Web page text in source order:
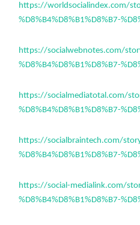
https://worldsocialindex.com/
%D8%B4%D8%B1%D8%B7-
https://socialwebnotes.com/
%D8%B4%D8%B1%D8%B7-
https://socialmediatotal.com/
%D8%B4%D8%B1%D8%B7-
https://socialbraintech.com/
%D8%B4%D8%B1%D8%B7-
https://social-medialink.com/
%D8%B4%D8%B1%D8%B7-